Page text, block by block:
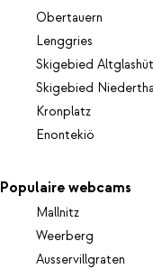
Obertauern
Lenggries
Skigebied
Skigebied
Kronplatz
Enontekiö
Populaire webcams
Mallnitz
Weerberg
Ausservillgraten